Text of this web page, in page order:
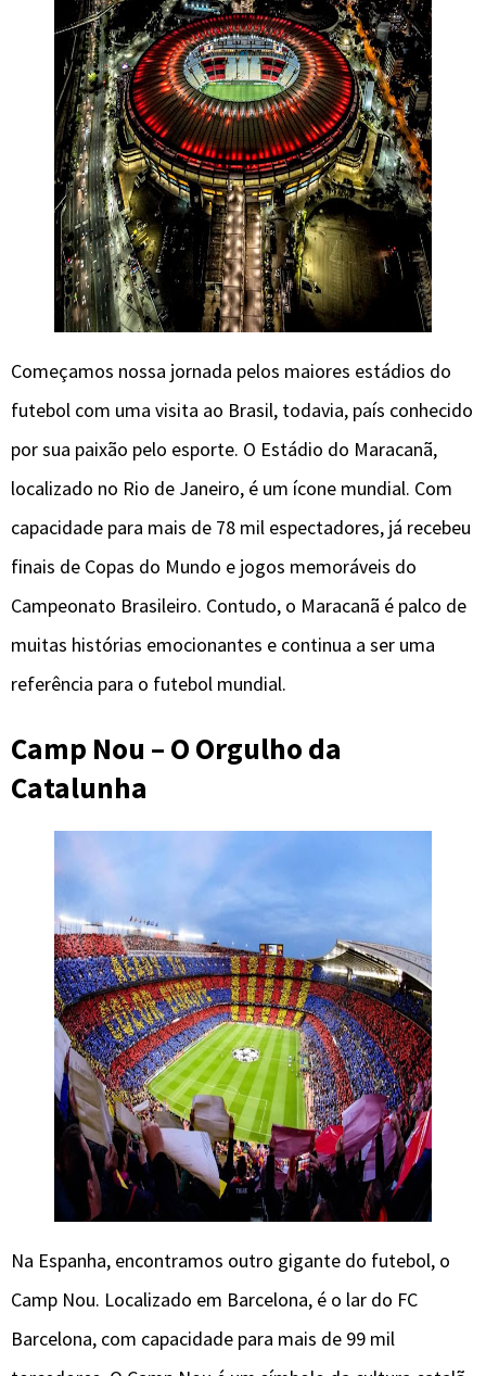
Começamos nossa jornada pelos maiores estádios do
futebol com uma visita ao Brasil, todavia, país conhecido
por sua paixão pelo esporte. O Estádio do Maracanã,
localizado no Rio de Janeiro, é um ícone mundial. Com
capacidade para mais de 78 mil espectadores, já recebeu
finais de Copas do Mundo e jogos memoráveis ​​do
Campeonato Brasileiro. Contudo, o Maracanã é palco de
muitas histórias emocionantes e continua a ser uma
referência para o futebol mundial.
Camp Nou – O Orgulho da
Catalunha
Na Espanha, encontramos outro gigante do futebol, o
Camp Nou. Localizado em Barcelona, ​​é o lar do FC
Barcelona, com capacidade para mais de 99 mil